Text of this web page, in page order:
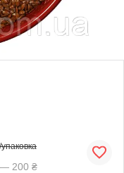
— 200 ₴